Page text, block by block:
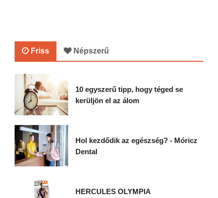
Friss Népszerű
10 egyszerű tipp, hogy téged se
kerüljön el az álom
Hol kezdődik az egészség? - Móricz
Dental
HERCULES OLYMPIA